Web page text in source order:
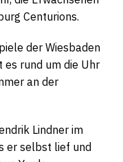
Centurions.
der Wiesbaden
es rund um die Uhr
an der
Lindner im
er selbst lief und